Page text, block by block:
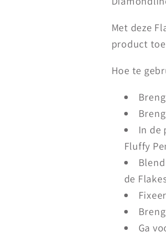
Met deze
product
Hoe te
In de
Fluffy
de
Ga